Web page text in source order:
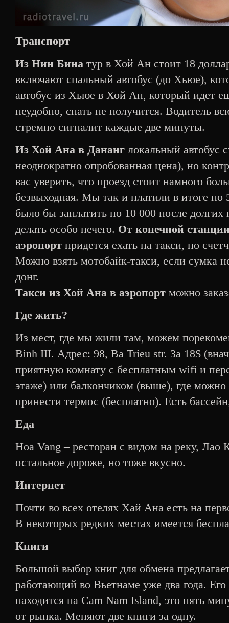
Транспорт
Из Нин Бина тур в Хой Ан стоит 18
включают спальный автобус (до Хьюе),
автобус из Хьюе в Хой Ан, который идет
неудобно, спать не получится. Водитель
стремно сигналит каждые две минуты.
Из Хой Ана в Дананг локальный автобус
неоднократно опробованная цена), но
вас уверить, что проезд стоит намного
безвыходная. Мы так и платили в итоге
было бы заплатить по 10 000 после долгих
делать особо нечего. От конечной
аэропорт придется ехать на такси, по
Можно взять мотобайк-такси, если сумка
донг.
Такси из Хой Ана в аэропорт можно
Где жить?
Из мест, где мы жили там, можем
Binh III. Адрес: 98, Ba Trieu str. За 18$
приятную комнату с бесплатным wifi и
этаже) или балкончиком (выше), где
принести термос (бесплатно). Есть
Еда
Hoa Vang – ресторан с видом на реку, Лао
остальное дороже, но тоже вкусно.
Интернет
Почти во всех отелях Хай Ана есть на
В некоторых редких местах имеется
Книги
Большой выбор книг для обмена
работающий во Вьетнаме уже два года. Его
находится на Cam Nam Island, это пять
от рынка. Меняют две книги за одну.